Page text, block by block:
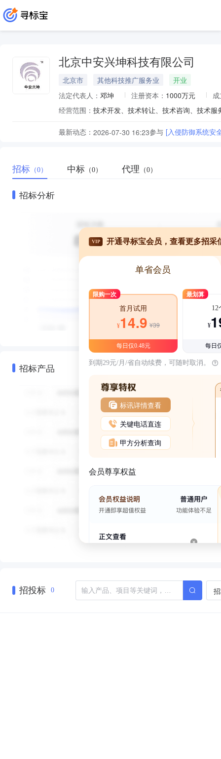
北京中安兴坤科技有限公司
北京市 其他科技推广服务业
开业
法定代表人： 邓坤 注册资本： 1000万元
经营范围：
最新动态： 2026-07-30 16:23参与 [入侵防御系统安
招标 （0） 中标 （0） 代理 （0）
招标分析
招标产品
VIP 开通寻标宝会员，查看更多招采
单省会员
限购一次
首月试用
¥14.9 ¥39
每日仅0.48元
最划算
12
¥
每日
到期29元/月/省自动续费，可随时取消。
标讯详情查看
关键电话直连
甲方分析查询
会员尊享权益
招投标 0